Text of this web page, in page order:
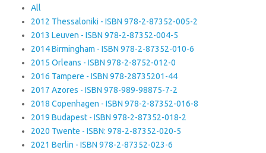
All
2012 Thessaloniki - ISBN 978-2-87352-005-2
2013 Leuven - ISBN 978-2-87352-004-5
2014 Birmingham - ISBN 978-2-87352-010-6
2015 Orleans - ISBN 978-2-8752-012-0
2016 Tampere - ISBN 978-28735201-44
2017 Azores - ISBN 978-989-98875-7-2
2018 Copenhagen - ISBN 978-2-87352-016-8
2019 Budapest - ISBN 978-2-87352-018-2
2020 Twente - ISBN: 978-2-87352-020-5
2021 Berlin - ISBN 978-2-87352-023-6